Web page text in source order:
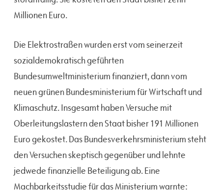
Millionen Euro.
Die Elektrostraßen wurden erst vom seinerzeit
sozialdemokratisch geführten
Bundesumweltministerium finanziert, dann vom
neuen grünen Bundesministerium für Wirtschaft und
Klimaschutz. Insgesamt haben Versuche mit
Oberleitungslastern den Staat bisher 191 Millionen
Euro gekostet. Das Bundesverkehrsministerium steht
den Versuchen skeptisch gegenüber und lehnte
jedwede finanzielle Beteiligung ab. Eine
Machbarkeitsstudie für das Ministerium warnte: